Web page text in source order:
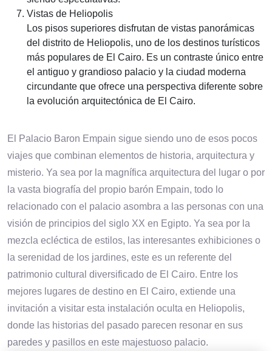
Vistas de Heliopolis
Los pisos superiores disfrutan de vistas panorámicas
del distrito de Heliopolis, uno de los destinos turísticos
más populares de El Cairo. Es un contraste único entre
el antiguo y grandioso palacio y la ciudad moderna
circundante que ofrece una perspectiva diferente sobre
la evolución arquitectónica de El Cairo.
El Palacio Baron Empain sigue siendo uno de esos pocos
viajes que combinan elementos de historia, arquitectura y
misterio. Ya sea por la magnífica arquitectura del lugar o por
la vasta biografía del propio barón Empain, todo lo
relacionado con el palacio asombra a las personas con una
visión de principios del siglo XX en Egipto. Ya sea por la
mezcla ecléctica de estilos, las interesantes exhibiciones o
la serenidad de los jardines, este es un referente del
patrimonio cultural diversificado de El Cairo. Entre los
mejores lugares de destino en El Cairo, extiende una
invitación a visitar esta instalación oculta en Heliopolis,
donde las historias del pasado parecen resonar en sus
paredes y pasillos en este majestuoso palacio.